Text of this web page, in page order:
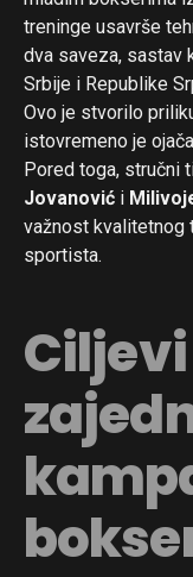
treninge usavrše
dva saveza, sastav
Srbije i Republike
Ovo je stvorilo
istovremeno je
Pored toga, stručni
Jovanović i
važnost kvalitetnog
sportista.